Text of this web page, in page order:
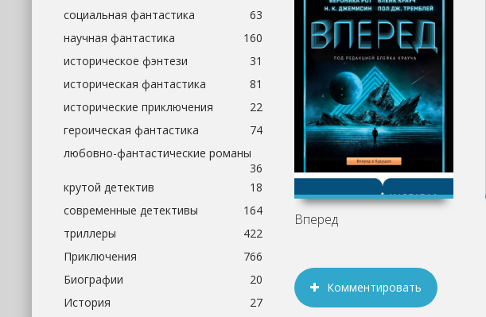
Вперед
Комментировать
социальная фантастика
63
научная фантастика
160
историческое фэнтези
31
историческая фантастика
81
исторические приключения
22
героическая фантастика
74
любовно-фантастические романы
36
крутой детектив
18
современные детективы
164
триллеры
422
Приключения
766
Биографии
20
История
27